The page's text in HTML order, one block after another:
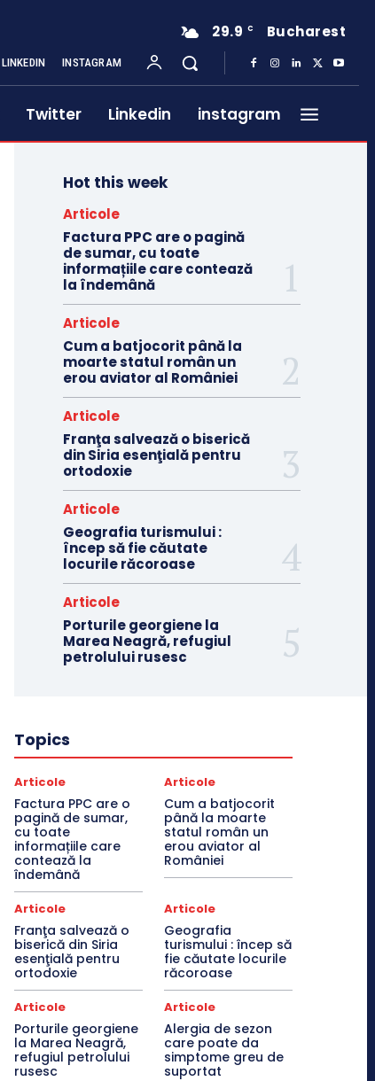
29.9 C Bucharest
LINKEDIN INSTAGRAM
Twitter Linkedin instagram
Hot this week
Articole
Factura PPC are o pagină
de sumar, cu toate
informațiile care contează
la îndemână
Articole
Cum a batjocorit până la
moarte statul român un
erou aviator al României
Articole
Franţa salvează o biserică
din Siria esenţială pentru
ortodoxie
Articole
Geografia turismului :
încep să fie căutate
locurile răcoroase
Articole
Porturile georgiene la
Marea Neagră, refugiul
petrolului rusesc
Topics
Articole
Factura PPC are o
pagină de sumar,
cu toate
informațiile care
contează la
îndemână
Articole
Cum a batjocorit
până la moarte
statul român un
erou aviator al
României
Articole
Franţa salvează o
biserică din Siria
esenţială pentru
ortodoxie
Articole
Geografia
turismului : încep să
fie căutate locurile
răcoroase
Articole
Porturile georgiene
la Marea Neagră,
refugiul petrolului
rusesc
Articole
Alergia de sezon
care poate da
simptome greu de
suportat